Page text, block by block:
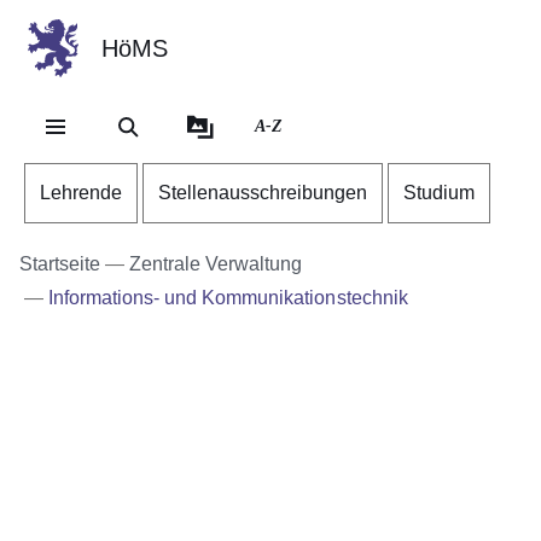
HöMS
A-Z
Lehrende Stellenausschreibungen Studium
Startseite
Zentrale Verwaltung
Informations- und Kommunikationstechnik